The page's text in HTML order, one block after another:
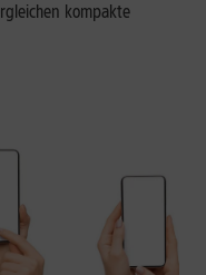
kompakte